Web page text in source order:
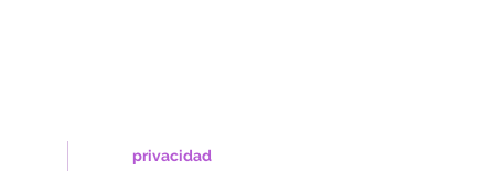
privacidad